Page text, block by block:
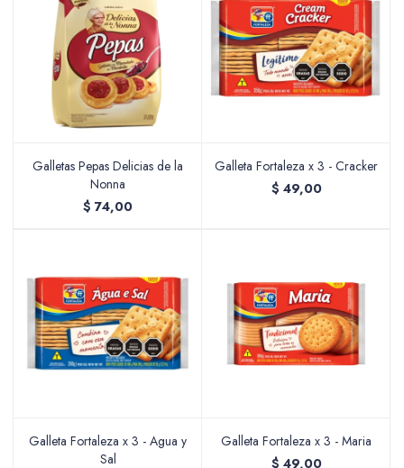
Galletas Pepas Delicias de la
Nonna
$ 74,00
Galleta Fortaleza x 3 - Cracker
$ 49,00
Galleta Fortaleza x 3 - Agua y
Sal
Galleta Fortaleza x 3 - Maria
$ 49,00